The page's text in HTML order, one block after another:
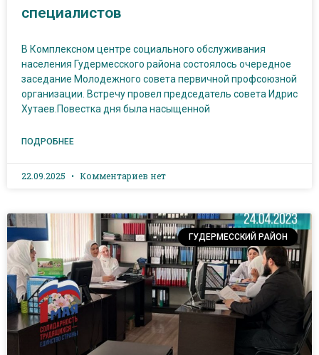
специалистов
В Комплексном центре социального обслуживания
населения Гудермесского района состоялось очередное
заседание Молодежного совета первичной профсоюзной
организации. Встречу провел председатель совета Идрис
Хутаев.Повестка дня была насыщенной
ПОДРОБНЕЕ
22.09.2025 Комментариев нет
ГУДЕРМЕССКИЙ РАЙОН